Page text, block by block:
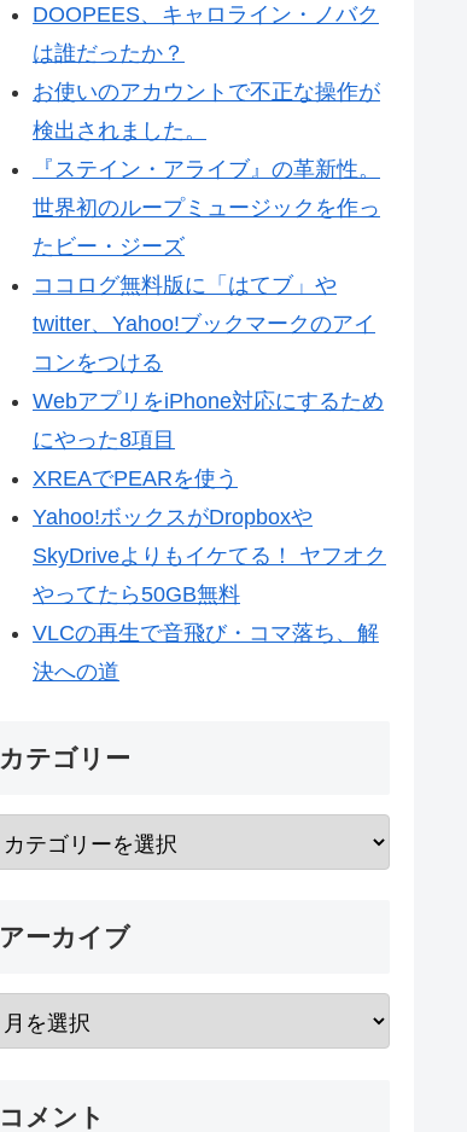
DOOPEES、キャロライン・ノバク
は誰だったか？
お使いのアカウントで不正な操作が
検出されました。
『ステイン・アライブ』の革新性。
世界初のループミュージックを作っ
たビー・ジーズ
ココログ無料版に「はてブ」や
twitter、Yahoo!ブックマークのアイ
コンをつける
WebアプリをiPhone対応にするため
にやった8項目
XREAでPEARを使う
Yahoo!ボックスがDropboxや
SkyDriveよりもイケてる！ ヤフオク
やってたら50GB無料
VLCの再生で音飛び・コマ落ち、解
決への道
カテゴリー
アーカイブ
コメント